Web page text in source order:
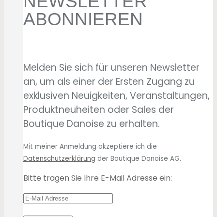
ABONNIEREN
Melden Sie sich für unseren Newsletter
an, um als einer der Ersten Zugang zu
exklusiven Neuigkeiten, Veranstaltungen,
Produktneuheiten oder Sales der
Boutique Danoise zu erhalten.
Mit meiner Anmeldung akzeptiere ich die
Datenschutzerklärung der Boutique Danoise AG.
Bitte tragen Sie Ihre E-Mail Adresse ein: